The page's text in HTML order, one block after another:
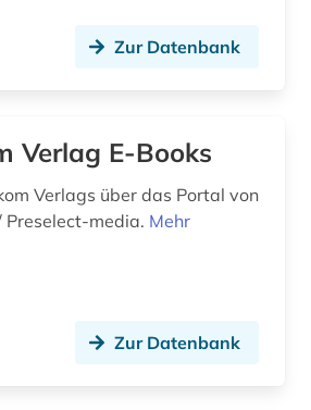
umweltwissenschaften (3)
unterhaltung (1)
weltraumforschung (1)
Zur Datenbank
Verlag E-Books
Verlags über das Portal von
Preselect-media. Mehr
Zur Datenbank